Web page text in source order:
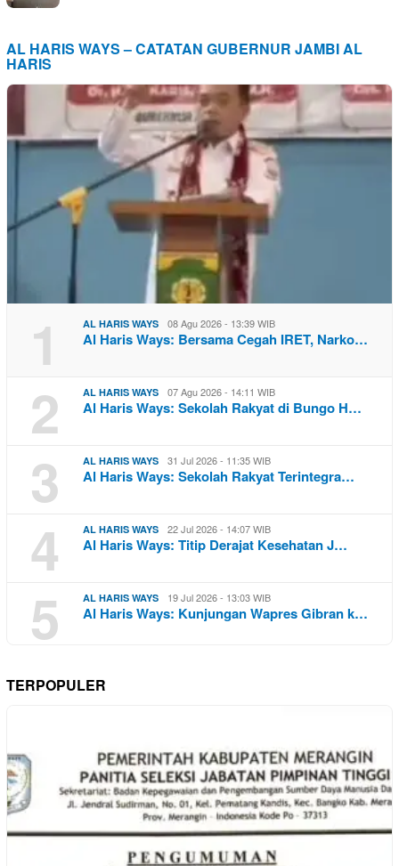
AL HARIS WAYS – CATATAN GUBERNUR JAMBI AL
HARIS
1 AL HARIS WAYS 08 Agu 2026 - 13:39 WIB
Al Haris Ways: Bersama Cegah IRET, Narko…
2 AL HARIS WAYS 07 Agu 2026 - 14:11 WIB
Al Haris Ways: Sekolah Rakyat di Bungo H…
3 AL HARIS WAYS 31 Jul 2026 - 11:35 WIB
Al Haris Ways: Sekolah Rakyat Terintegra…
4 AL HARIS WAYS 22 Jul 2026 - 14:07 WIB
Al Haris Ways: Titip Derajat Kesehatan J…
5 AL HARIS WAYS 19 Jul 2026 - 13:03 WIB
Al Haris Ways: Kunjungan Wapres Gibran k…
TERPOPULER